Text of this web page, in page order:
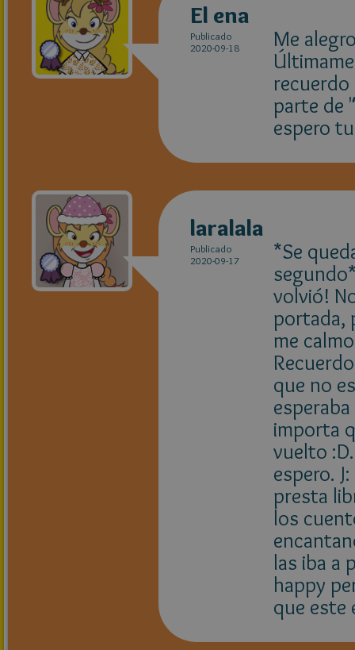
El ena
Publicado
2020-09-18
Me
recuerdo
parte de
espero
laralala
Publicado
2020-09-17
*Se
volvió!
portada,
me
que no
importa
vuelto
espero.
presta
los
las iba a
happy
que este